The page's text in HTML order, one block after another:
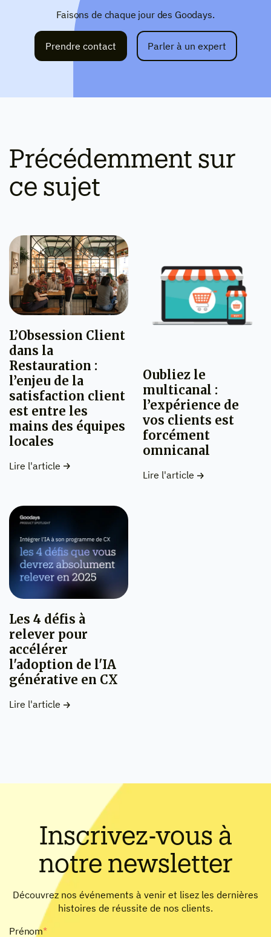
Faisons de chaque jour des Goodays.
Prendre contact Parler à un expert
Précédemment sur
ce sujet
L’Obsession Client
dans la
Restauration :
l’enjeu de la
satisfaction client
est entre les
mains des équipes
locales
Lire l'article
Oubliez le
multicanal :
l’expérience de
vos clients est
forcément
omnicanal
Lire l'article
Les 4 défis à
relever pour
accélérer
l'adoption de l'IA
générative en CX
Lire l'article
Inscrivez-vous à
notre newsletter
Découvrez nos événements à venir et lisez les dernières
histoires de réussite de nos clients.
Prénom*